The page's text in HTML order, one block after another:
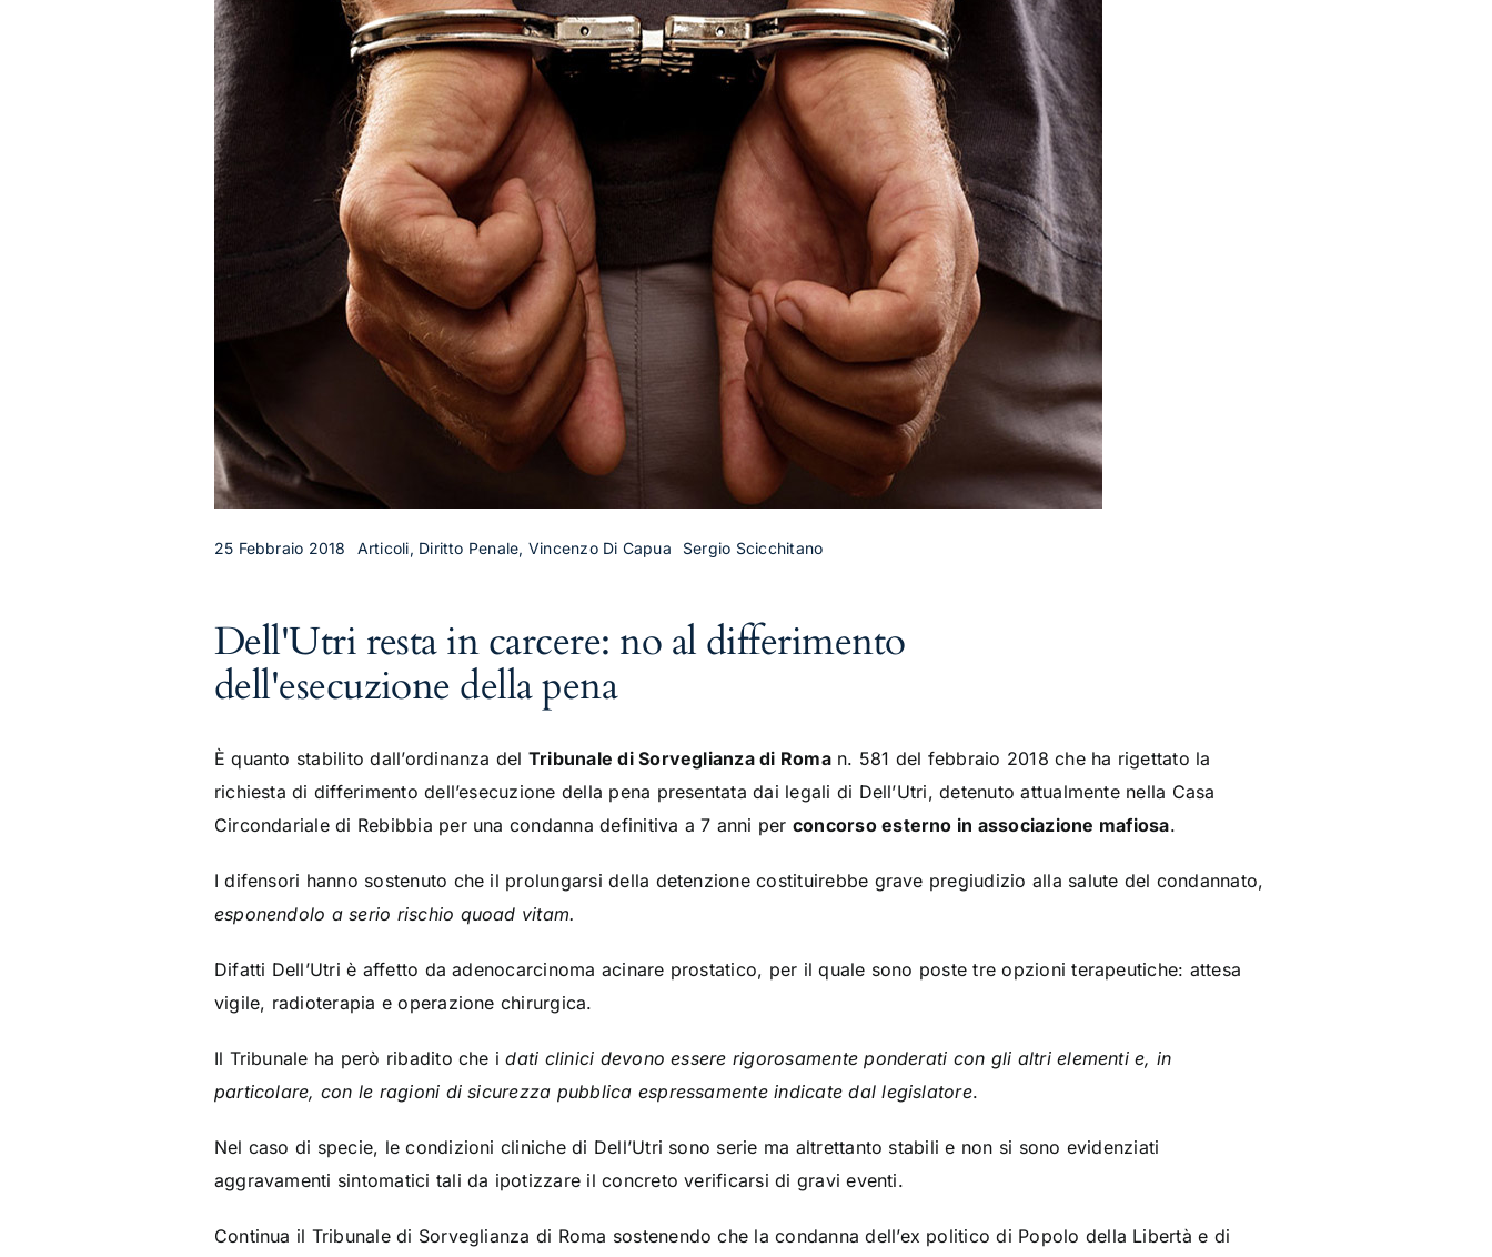
25 Febbraio 2018 Articoli, Diritto Penale, Vincenzo Di Capua Sergio Scicchitano
Dell'Utri resta in carcere: no al differimento
dell'esecuzione della pena
È quanto stabilito dall’ordinanza del Tribunale di Sorveglianza di Roman. 581 del febbraio 2018 che ha rigettato la
richiesta di differimento dell’esecuzione della pena presentata dai legali di Dell’Utri, detenuto attualmente nella Casa
Circondariale di Rebibbia per una condanna definitiva a 7 anni per concorso esterno in associazione mafiosa.
I difensori hanno sostenuto che il prolungarsi della detenzione costituirebbe grave pregiudizio alla salute del condannato,
esponendolo a serio rischio quoad vitam.
Difatti Dell’Utri è affetto da adenocarcinoma acinare prostatico, per il quale sono poste tre opzioni terapeutiche: attesa
vigile, radioterapia e operazione chirurgica.
Il Tribunale ha però ribadito che idati clinici devono essere rigorosamente ponderati con gli altri elementi e, in
particolare, con le ragioni di sicurezza pubblica espressamente indicate dal legislatore.
Nel caso di specie, le condizioni cliniche di Dell’Utri sono serie ma altrettanto stabili e non si sono evidenziati
aggravamenti sintomatici tali da ipotizzare il concreto verificarsi di gravi eventi.
Continua il Tribunale di Sorveglianza di Roma sostenendo che la condanna dell’ex politico di Popolo della Libertà e di